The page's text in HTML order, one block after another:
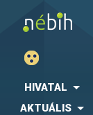
HIVATAL
AKTUÁLIS